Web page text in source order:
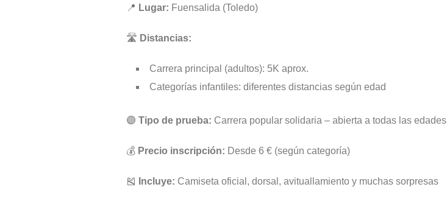
📍 Lugar: Fuensalida (Toledo)
🛣 Distancias:
Carrera principal (adultos): 5K aprox.
Categorías infantiles: diferentes distancias según edad
🟣 Tipo de prueba: Carrera popular solidaria – abierta a todas las edades
💰 Precio inscripción: Desde 6 € (según categoría)
🎽 Incluye: Camiseta oficial, dorsal, avituallamiento y muchas sorpresas